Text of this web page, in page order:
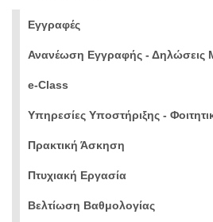
Εγγραφές
Ανανέωση Εγγραφής - Δηλώσεις
e-Class
Υπηρεσίες Υποστήριξης -
Πρακτική Άσκηση
Πτυχιακή Εργασία
Βελτίωση Βαθμολογίας